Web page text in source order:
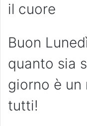
il cuore
Buon
quanto sia
giorno è un
tutti!